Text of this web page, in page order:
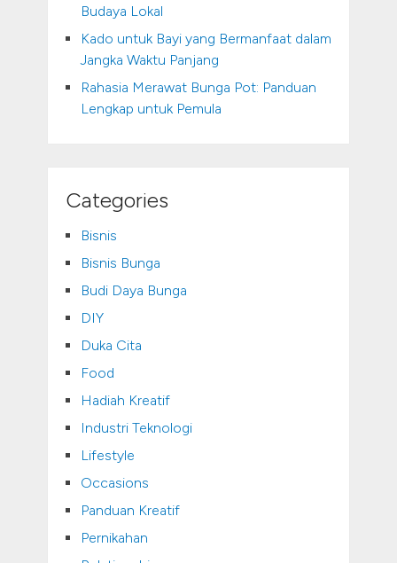
Budaya Lokal
Kado untuk Bayi yang Bermanfaat dalam
Jangka Waktu Panjang
Rahasia Merawat Bunga Pot: Panduan
Lengkap untuk Pemula
Categories
Bisnis
Bisnis Bunga
Budi Daya Bunga
DIY
Duka Cita
Food
Hadiah Kreatif
Industri Teknologi
Lifestyle
Occasions
Panduan Kreatif
Pernikahan